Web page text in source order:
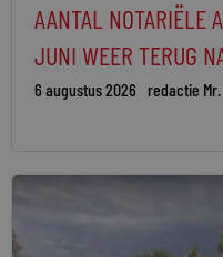
AANTAL NOTARIËLE
JUNI WEER TERUG
6 augustus 2026 redactie Mr.